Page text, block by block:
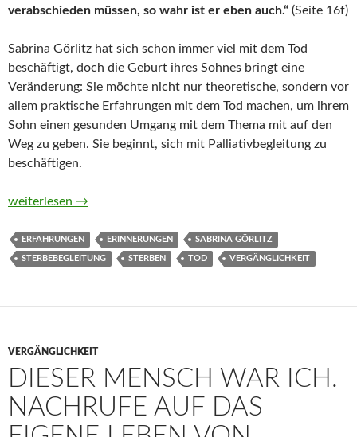
verabschieden müssen, so wahr ist er eben auch.“ (Seite 16f)
Sabrina Görlitz hat sich schon immer viel mit dem Tod
beschäftigt, doch die Geburt ihres Sohnes bringt eine
Veränderung: Sie möchte nicht nur theoretische, sondern vor
allem praktische Erfahrungen mit dem Tod machen, um ihrem
Sohn einen gesunden Umgang mit dem Thema mit auf den
Weg zu geben. Sie beginnt, sich mit Palliativbegleitung zu
beschäftigen.
Letzte Gefühle. Über das Sterben, Trauern und die Liebe, die
weiterlesen →
ERFAHRUNGEN ERINNERUNGEN SABRINA GÖRLITZ
STERBEBEGLEITUNG STERBEN TOD VERGÄNGLICHKEIT
VERGÄNGLICHKEIT
DIESER MENSCH WAR ICH.
NACHRUFE AUF DAS